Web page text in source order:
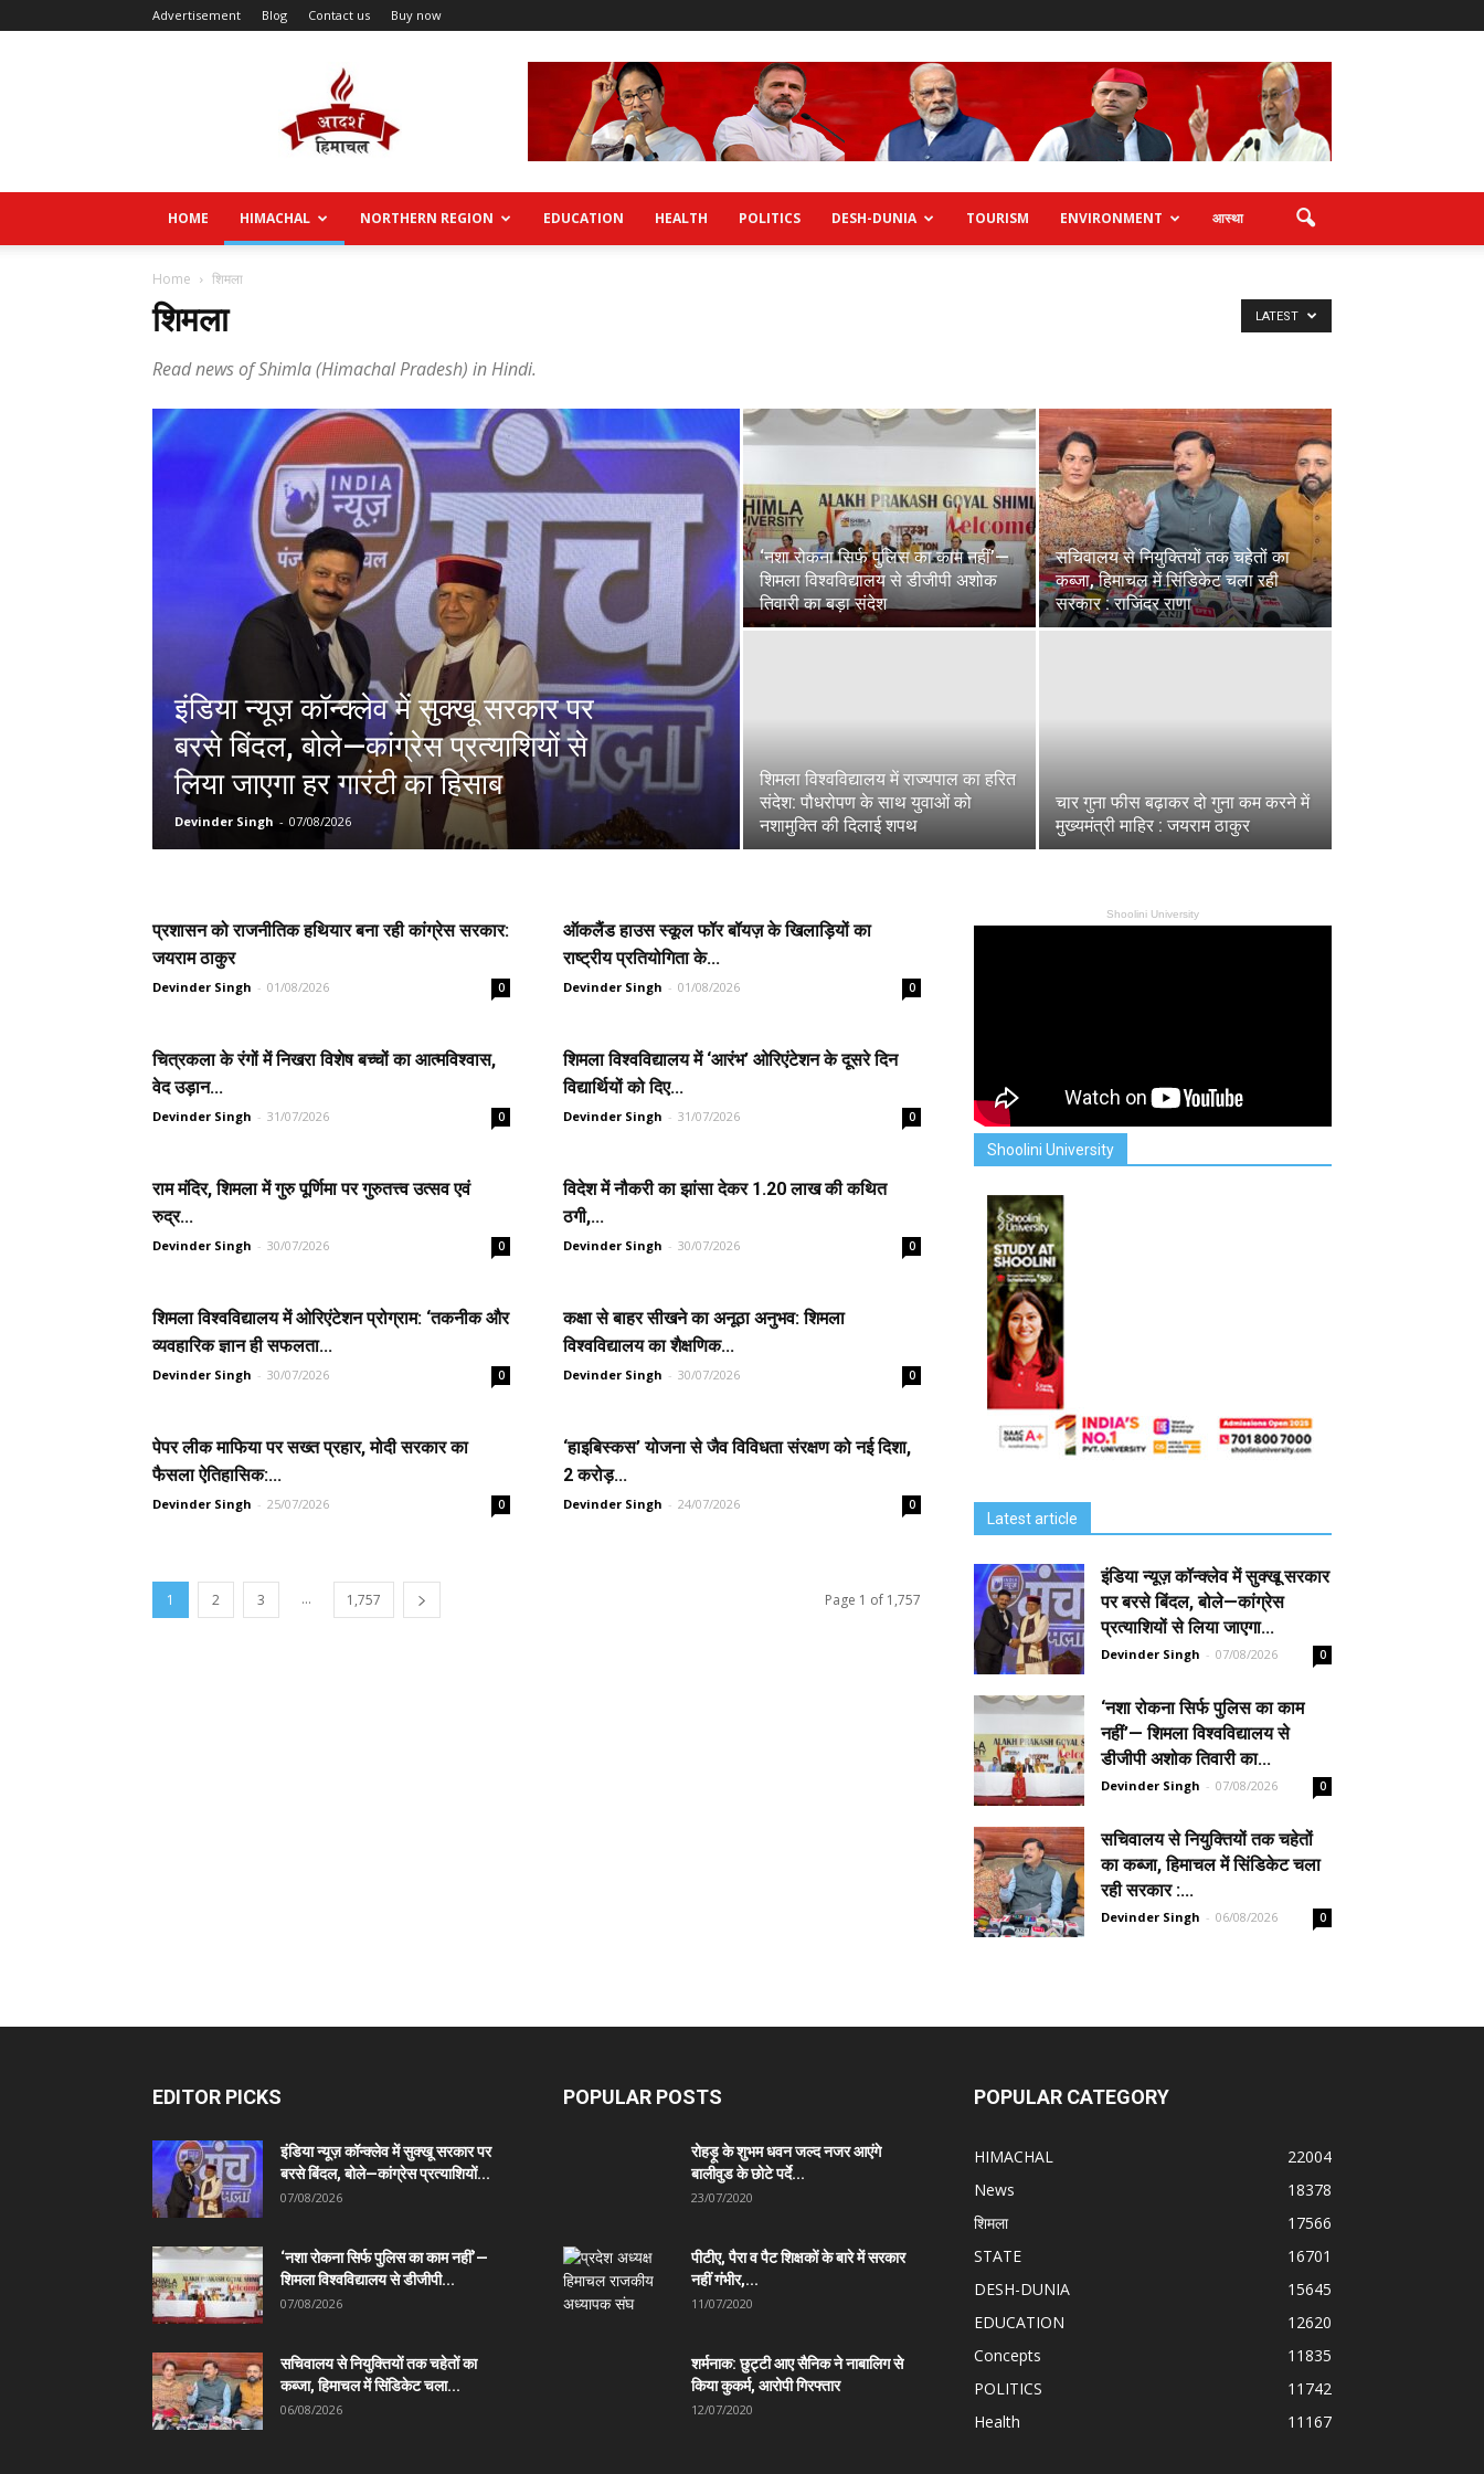
Advertisement Blog Contact us Buy now
HOME HIMACHAL NORTHERN REGION EDUCATION HEALTH POLITICS DESH-DUNIA TOURISM ENVIRONMENT आस्था
Home शिमला
शिमला
Read news of Shimla (Himachal Pradesh) in Hindi.
LATEST
इंडिया न्यूज़ कॉन्क्लेव में सुक्खू सरकार पर
बरसे बिंदल, बोले—कांग्रेस प्रत्याशियों से
लिया जाएगा हर गारंटी का हिसाब
Devinder Singh - 07/08/2026
‘नशा रोकना सिर्फ पुलिस का काम नहीं’—
शिमला विश्वविद्यालय से डीजीपी अशोक
तिवारी का बड़ा संदेश
सचिवालय से नियुक्तियों तक चहेतों का
कब्जा, हिमाचल में सिंडिकेट चला रही
सरकार : राजिंदर राणा
शिमला विश्वविद्यालय में राज्यपाल का हरित
संदेश: पौधरोपण के साथ युवाओं को
नशामुक्ति की दिलाई शपथ
चार गुना फीस बढ़ाकर दो गुना कम करने में
मुख्यमंत्री माहिर : जयराम ठाकुर
प्रशासन को राजनीतिक हथियार बना रही कांग्रेस सरकार:
जयराम ठाकुर
Devinder Singh - 01/08/2026 0
ऑकलैंड हाउस स्कूल फॉर बॉयज़ के खिलाड़ियों का
राष्ट्रीय प्रतियोगिता के...
Devinder Singh - 01/08/2026 0
चित्रकला के रंगों में निखरा विशेष बच्चों का आत्मविश्वास,
वेद उड़ान...
Devinder Singh - 31/07/2026 0
शिमला विश्वविद्यालय में ‘आरंभ’ ओरिएंटेशन के दूसरे दिन
विद्यार्थियों को दिए...
Devinder Singh - 31/07/2026 0
राम मंदिर, शिमला में गुरु पूर्णिमा पर गुरुतत्त्व उत्सव एवं
रुद्र...
Devinder Singh - 30/07/2026 0
विदेश में नौकरी का झांसा देकर ₹1.20 लाख की कथित
ठगी,...
Devinder Singh - 30/07/2026 0
शिमला विश्वविद्यालय में ओरिएंटेशन प्रोग्राम: ‘तकनीक और
व्यवहारिक ज्ञान ही सफलता...
Devinder Singh - 30/07/2026 0
कक्षा से बाहर सीखने का अनूठा अनुभव: शिमला
विश्वविद्यालय का शैक्षणिक...
Devinder Singh - 30/07/2026 0
पेपर लीक माफिया पर सख्त प्रहार, मोदी सरकार का
फैसला ऐतिहासिक:...
Devinder Singh - 25/07/2026 0
‘हाइबिस्कस’ योजना से जैव विविधता संरक्षण को नई दिशा,
2 करोड़...
Devinder Singh - 24/07/2026 0
1 2 3 ... 1,757 Page 1 of 1,757
Shoolini University
Shoolini University
Latest article
इंडिया न्यूज़ कॉन्क्लेव में सुक्खू सरकार
पर बरसे बिंदल, बोले—कांग्रेस
प्रत्याशियों से लिया जाएगा...
Devinder Singh - 07/08/2026 0
‘नशा रोकना सिर्फ पुलिस का काम
नहीं’— शिमला विश्वविद्यालय से
डीजीपी अशोक तिवारी का...
Devinder Singh - 07/08/2026 0
सचिवालय से नियुक्तियों तक चहेतों
का कब्जा, हिमाचल में सिंडिकेट चला
रही सरकार :...
Devinder Singh - 06/08/2026 0
EDITOR PICKS
इंडिया न्यूज़ कॉन्क्लेव में सुक्खू सरकार पर
बरसे बिंदल, बोले—कांग्रेस प्रत्याशियों...
07/08/2026
‘नशा रोकना सिर्फ पुलिस का काम नहीं’—
शिमला विश्वविद्यालय से डीजीपी...
07/08/2026
सचिवालय से नियुक्तियों तक चहेतों का
कब्जा, हिमाचल में सिंडिकेट चला...
06/08/2026
POPULAR POSTS
रोहड़ू के शुभम धवन जल्द नजर आएंगे
बालीवुड के छोटे पर्दे...
23/07/2020
पीटीए, पैरा व पैट शिक्षकों के बारे में सरकार
नहीं गंभीर,...
11/07/2020
शर्मनाक: छुट्टी आए सैनिक ने नाबालिग से
किया कुकर्म, आरोपी गिरफ्तार
12/07/2020
POPULAR CATEGORY
HIMACHAL
22004
News
18378
शिमला
17566
STATE
16701
DESH-DUNIA
15645
EDUCATION
12620
Concepts
11835
POLITICS
11742
Health
11167